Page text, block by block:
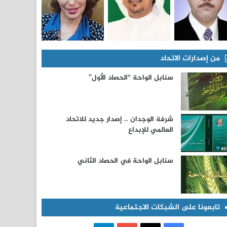
من إصدارات الاتحاد
سنابل الواحة “الحصاد الأول”
شرفة الوجدان .. إصدار جديد للاتحاد
العالمي للإبداع
سنابل الواحة في الحصاد الثاني
تابعونا على الشبكات الاجتماعية